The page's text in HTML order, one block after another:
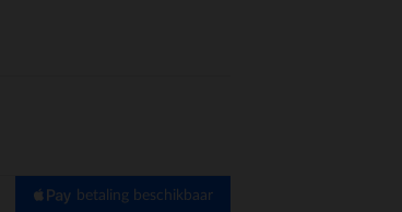
betaling beschikbaar